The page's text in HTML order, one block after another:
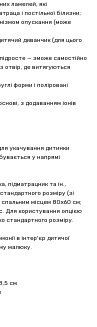
ламелей, які
і постільної білизни;
опускання (може
диванчик (для цього
— зможе самостійно
отвір, де витягуються
форми і поліровані
з додаванням іонів
укачування дитинки
у напрямі
підматрацник та ін.,
розміру (зі
місцем 80х60 см;
Для користування опцією
стандартного розміру.
в інтер'єр дитячої
малюку.
см